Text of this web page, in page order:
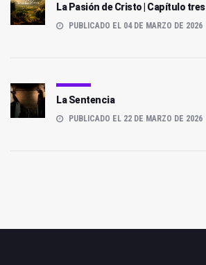
La Pasión de Cristo | Capítulo tres
PUBLICADO EL 04 DE MARZO DE 2026
La Sentencia
PUBLICADO EL 22 DE MARZO DE 2026